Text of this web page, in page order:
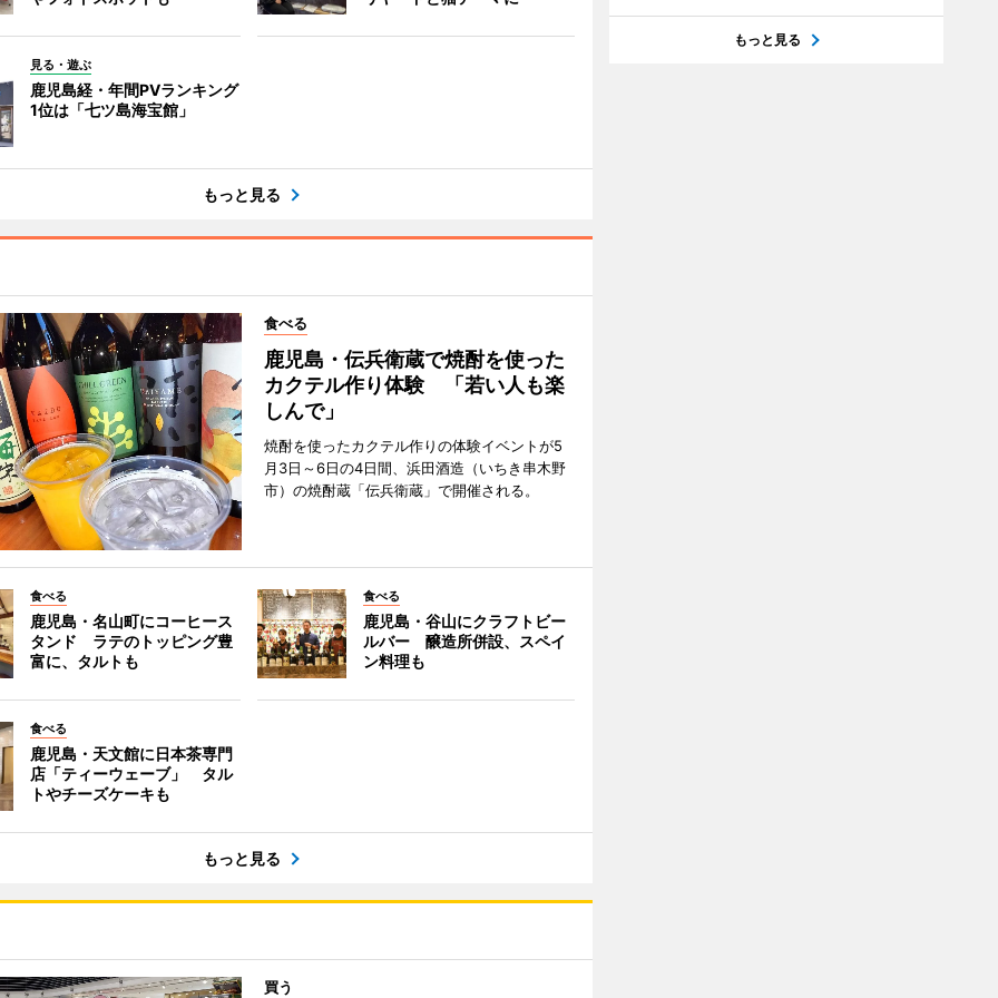
見る・遊ぶ
鹿児島経・年間PVランキング
1位は「七ツ島海宝館」
もっと見る
食べる
鹿児島・伝兵衛蔵で焼酎を使った
カクテル作り体験 「若い人も楽
しんで」
焼酎を使ったカクテル作りの体験イベントが5
月3日～6日の4日間、浜田酒造（いちき串木野
市）の焼酎蔵「伝兵衛蔵」で開催される。
食べる
鹿児島・名山町にコーヒース
タンド ラテのトッピング豊
富に、タルトも
食べる
鹿児島・谷山にクラフトビー
ルバー 醸造所併設、スペイ
ン料理も
食べる
鹿児島・天文館に日本茶専門
店「ティーウェーブ」 タル
トやチーズケーキも
もっと見る
買う
もっと見る